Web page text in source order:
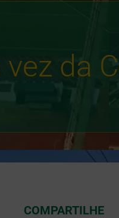
da
COMPARTILHE